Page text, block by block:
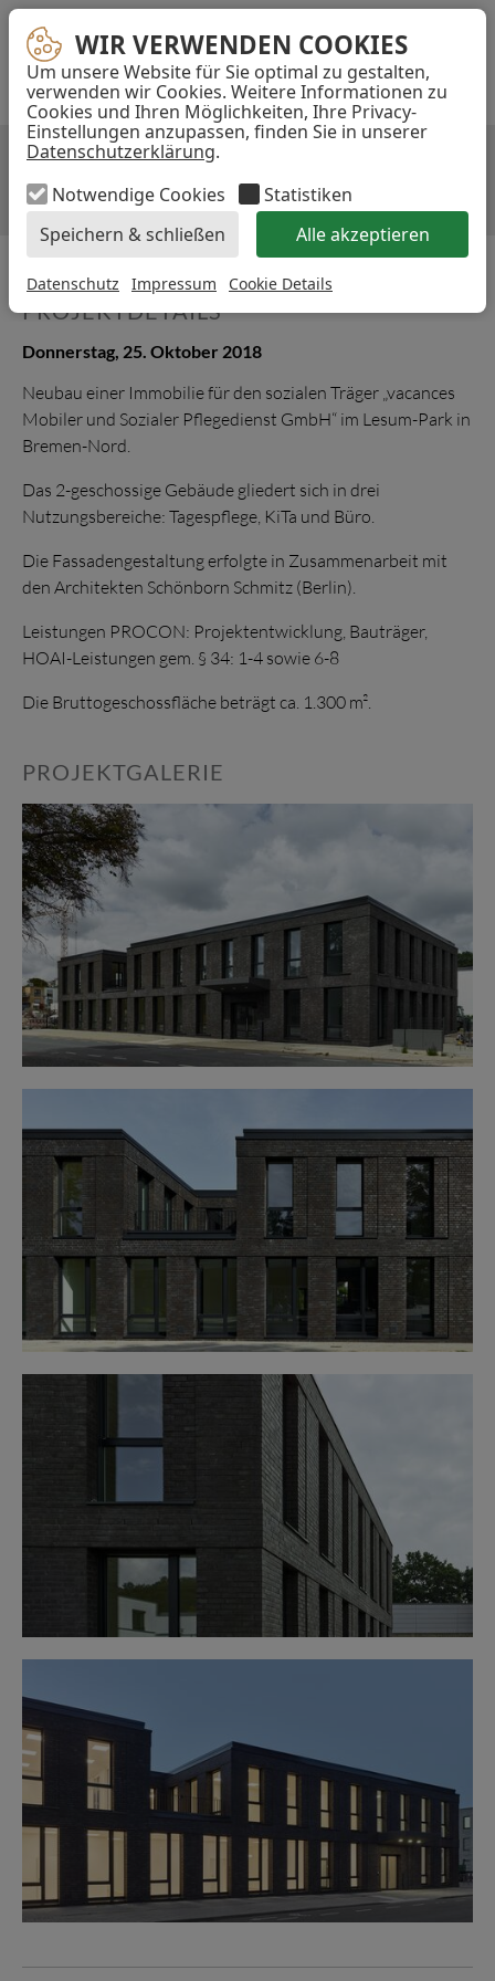
WIR VERWENDEN COOKIES
Um unsere Website für Sie optimal zu gestalten,
verwenden wir Cookies. Weitere Informationen zu
Cookies und Ihren Möglichkeiten, Ihre Privacy-
Einstellungen anzupassen, finden Sie in unserer
Datenschutzerklärung.
Notwendige Cookies
Statistiken
Speichern & schließen
Alle akzeptieren
Datenschutz Impressum Cookie Details
WIR VERWENDEN COOKIES
...
Akzeptieren
Navigation
überspringen
E-
MAIL-
ADRESSE
VACANCES
PROJEKTDETAILS
Donnerstag, 25. Oktober 2018
Neubau einer Immobilie für den sozialen Träger „vacances
Mobiler und Sozialer Pflegedienst GmbH“ im Lesum-Park in
Bremen-Nord.
Das 2-geschossige Gebäude gliedert sich in drei
Nutzungsbereiche: Tagespflege, KiTa und Büro.
Die Fassadengestaltung erfolgte in Zusammenarbeit mit
den Architekten Schönborn Schmitz (Berlin).
Leistungen PROCON: Projektentwicklung, Bauträger,
HOAI-Leistungen gem. § 34: 1-4 sowie 6-8
Die Bruttogeschossfläche beträgt ca. 1.300 m².
PROJEKTGALERIE